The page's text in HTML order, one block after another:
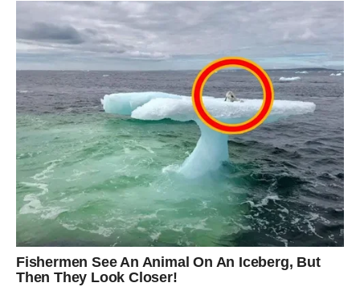
Poruka zvijezda
Ne odustajte neposredno prije ostvarenja svojih snova.
Kraj juna donosi mnogo više pozitivnih promjena nego
što mnogi očekuju. Ovo je period novih prilika, važnih
odluka i događaja koji mogu otvoriti vrata srećnijoj
budućnosti.
Najviše razloga za slavlje imaćeRibe
, kojima dolazi
najveća životna sreća,Strijelac, kojem se otvaraju vrata
uspjeha i finansijskog napretka, teVaga, koja konačno
ulazi u period mira i zadovoljstva.